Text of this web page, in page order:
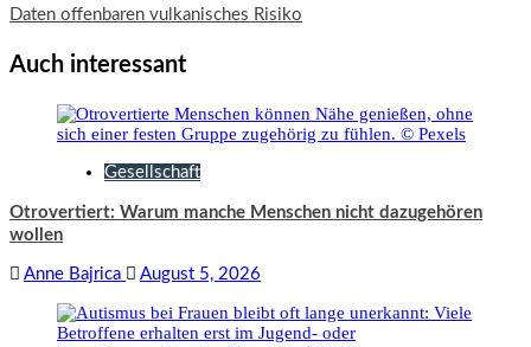
Daten offenbaren vulkanisches Risiko
Auch interessant
Gesellschaft
Otrovertiert: Warum manche Menschen nicht dazugehören
wollen
Anne Bajrica August 5, 2026